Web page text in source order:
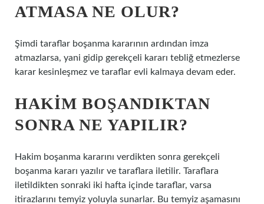
ATMASA NE OLUR?
Şimdi taraflar boşanma kararının ardından imza
atmazlarsa, yani gidip gerekçeli kararı tebliğ etmezlerse
karar kesinleşmez ve taraflar evli kalmaya devam eder.
HAKIM BOŞANDIKTAN
SONRA NE YAPILIR?
Hakim boşanma kararını verdikten sonra gerekçeli
boşanma kararı yazılır ve taraflara iletilir. Taraflara
iletildikten sonraki iki hafta içinde taraflar, varsa
itirazlarını temyiz yoluyla sunarlar. Bu temyiz aşamasını